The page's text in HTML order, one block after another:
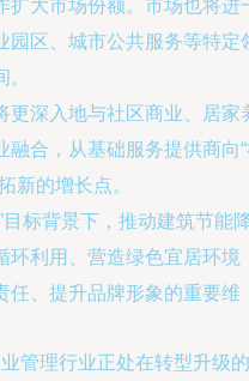
扩大市场份额。市场也将进
园区、城市公共服务等特定
更深入地与社区商业、居家
合，从基础服务提供商向
新的增长点。
”目标背景下，推动建筑节能
环利用、营造绿色宜居环境
任、提升品牌形象的重要维
管理行业正处在转型升级的